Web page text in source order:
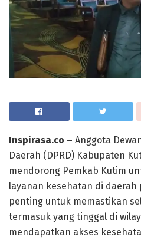
Inspirasa.co – Anggota
Daerah (DPRD) Kabupaten
mendorong Pemkab Kutim
layanan kesehatan di daerah
penting untuk memastikan
termasuk yang tinggal di
mendapatkan akses